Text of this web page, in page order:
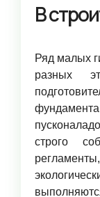
В
Ряд малых
разных
строго